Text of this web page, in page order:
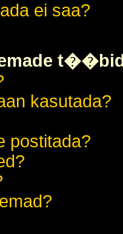
ei saa?
kasutada?
postitada?